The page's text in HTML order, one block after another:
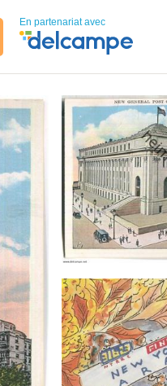
En partenariat avec